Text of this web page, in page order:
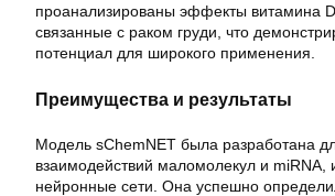
проанализированы эффекты витамина
связанные с раком груди, что
потенциал для широкого применения.
Преимущества и результаты
Модель sChemNET была разработана
взаимодействий маломолекул и miRNA,
нейронные сети. Она успешно